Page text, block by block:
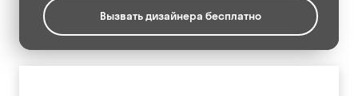
Вызвать дизайнера бесплатно